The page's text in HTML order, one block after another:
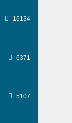
16134
6371
5107